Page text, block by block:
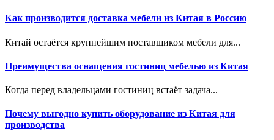
Как производится доставка мебели из Китая в Россию
Китай остаётся крупнейшим поставщиком мебели для...
Преимущества оснащения гостиниц мебелью из Китая
Когда перед владельцами гостиниц встаёт задача...
Почему выгодно купить оборудование из Китая для
производства